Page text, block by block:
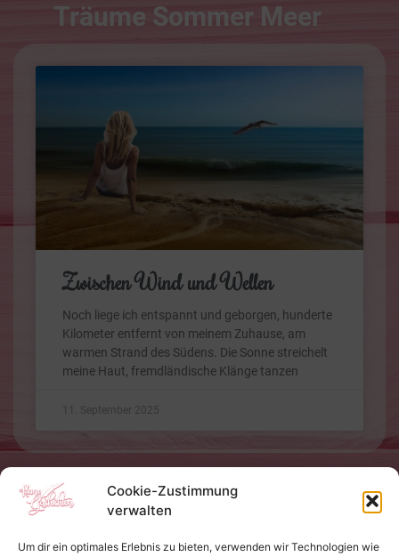
Cookie-Zustimmung
verwalten
Um dir ein optimales Erlebnis zu bieten, verwenden wir Technologien wie
Träume Sommer Meer
Zwischen Wind und Wellen
Noch liege ich entspannt und geborgen, hunderte
Kilometer entfernt von meinem Zuhause, am
warmen Strand des Südens. Die Sonne streichelt
meine Haut, fremdländische Klänge tanzen
11. September 2025